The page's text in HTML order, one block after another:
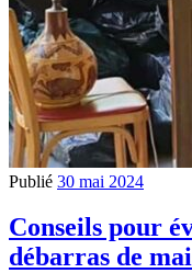
Publié 30 mai 2024
Conseils pour
débarras de